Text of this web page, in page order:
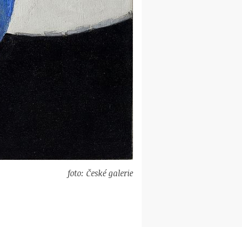
foto: České galerie